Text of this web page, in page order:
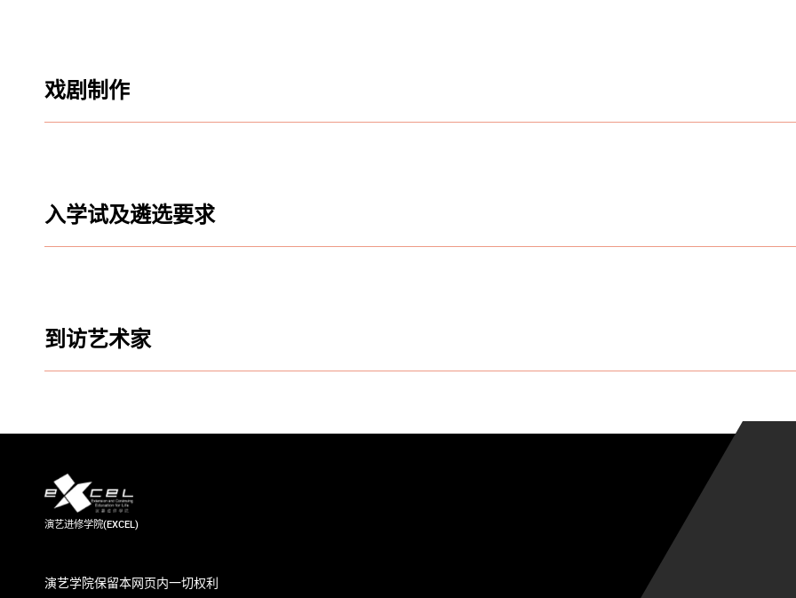
戏剧制作
入学试及遴选要求
到访艺术家
演艺进修学院(EXCEL)
演艺学院保留本网页内一切权利